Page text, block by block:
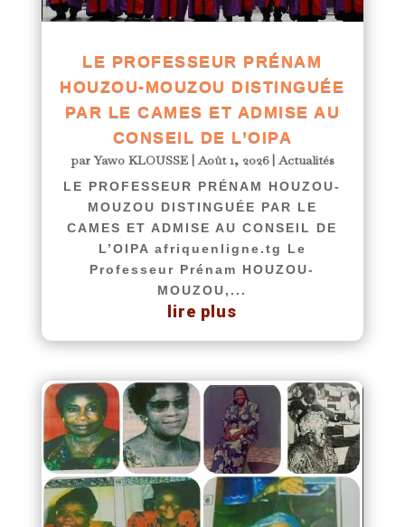
LE PROFESSEUR PRÉNAM
HOUZOU-MOUZOU DISTINGUÉE
PAR LE CAMES ET ADMISE AU
CONSEIL DE L’OIPA
parYawo KLOUSSE|Août 1, 2026|Actualités
LE PROFESSEUR PRÉNAM HOUZOU-
MOUZOU DISTINGUÉE PAR LE
CAMES ET ADMISE AU CONSEIL DE
L’OIPA afriquenligne.tg Le
Professeur Prénam HOUZOU-
MOUZOU,...
lire plus